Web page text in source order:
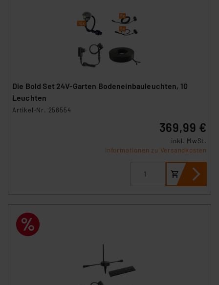
Die Bold Set 24V-Garten Bodeneinbauleuchten, 10
Leuchten
Artikel-Nr. 258554
369,99 €
inkl. MwSt.
Informationen zu Versandkosten